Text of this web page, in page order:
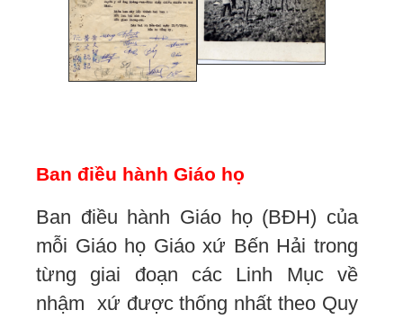
Ban điều hành Giáo họ
Ban điều hành Giáo họ (BĐH) của
mỗi Giáo họ Giáo xứ Bến Hải trong
từng giai đoạn các Linh Mục về
nhậm xứ được thống nhất theo Quy